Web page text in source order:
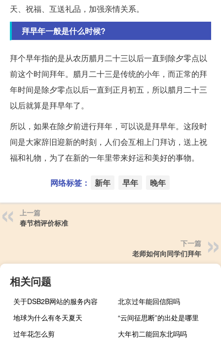
天、祝福、互送礼品，加强亲情关系。
拜早年一般是什么时候?
拜个早年指的是从农历腊月二十三以后一直到除夕零点以
前这个时间拜年。腊月二十三是传统的小年，而正常的拜
年时间是除夕零点以后一直到正月初五，所以腊月二十三
以后就算是拜早年了。
所以，如果在除夕前进行拜年，可以说是拜早年。这段时
间是大家辞旧迎新的时刻，人们会互相上门拜访，送上祝
福和礼物，为了在新的一年里带来好运和美好的事物。
网络标签： 新年 早年 晚年
上一篇
春节档评价标准
下一篇
老师如何向同学们拜年
相关问题
关于DSB2B网站的服务内容
北京过年能回信阳吗
地球为什么有冬天夏天
“云间征思断”的出处是哪里
过年花怎么剪
大年初二能回东北吗吗